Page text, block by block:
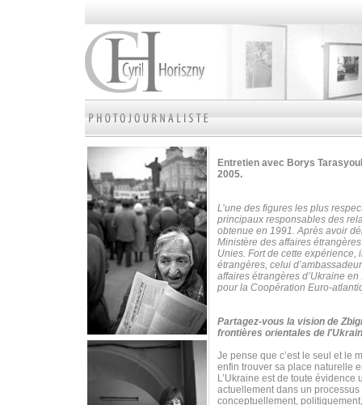
Entretien avec Borys
2005.
L’une des figures les plus
principaux responsables des
obtenue en 1991. Après avoir
Ministère des affaires
Unies. Fort de cette expérience,
étrangères, celui
affaires étrangères d’Ukraine
pour la Coopération Euro-
Partagez-vous la vision de
frontières orientales de
Je pense que c’est le seul et le
enfin trouver sa place naturelle
L’Ukraine est de toute
actuellement dans un
conceptuellement,